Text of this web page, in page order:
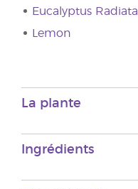
Eucalyptus Radiata
Lemon
La plante
Ingrédients